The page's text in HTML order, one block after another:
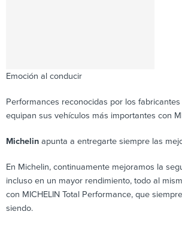
Emoción al conducir
Performances reconocidas por los
equipan sus vehículos más importantes con
Michelin apunta a entregarte siempre las
En Michelin, continuamente mejoramos la
incluso en un mayor rendimiento, todo al
con MICHELIN Total Performance, que
siendo.